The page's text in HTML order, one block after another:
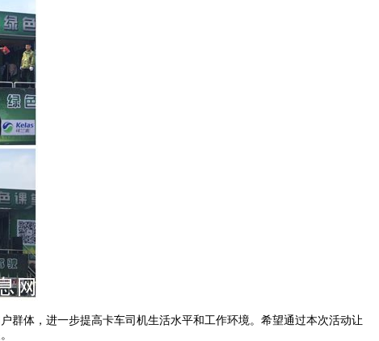
体，进一步提高卡车司机生活水平和工作环境。希望通过本次活动让